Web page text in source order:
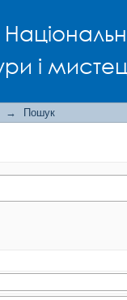
і
→ Пошук